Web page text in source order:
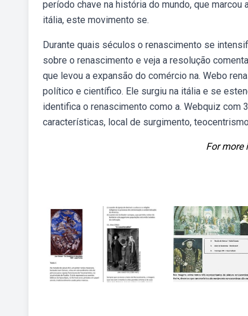
período chave na história do mundo, que
itália, este movimento se.
Durante quais séculos o renascimento se
sobre o renascimento e veja a resolução
que levou a expansão do comércio na. Webo
político e científico. Ele surgiu na itália e se
identifica o renascimento como a. Webquiz com
características, local de surgimento,
For more